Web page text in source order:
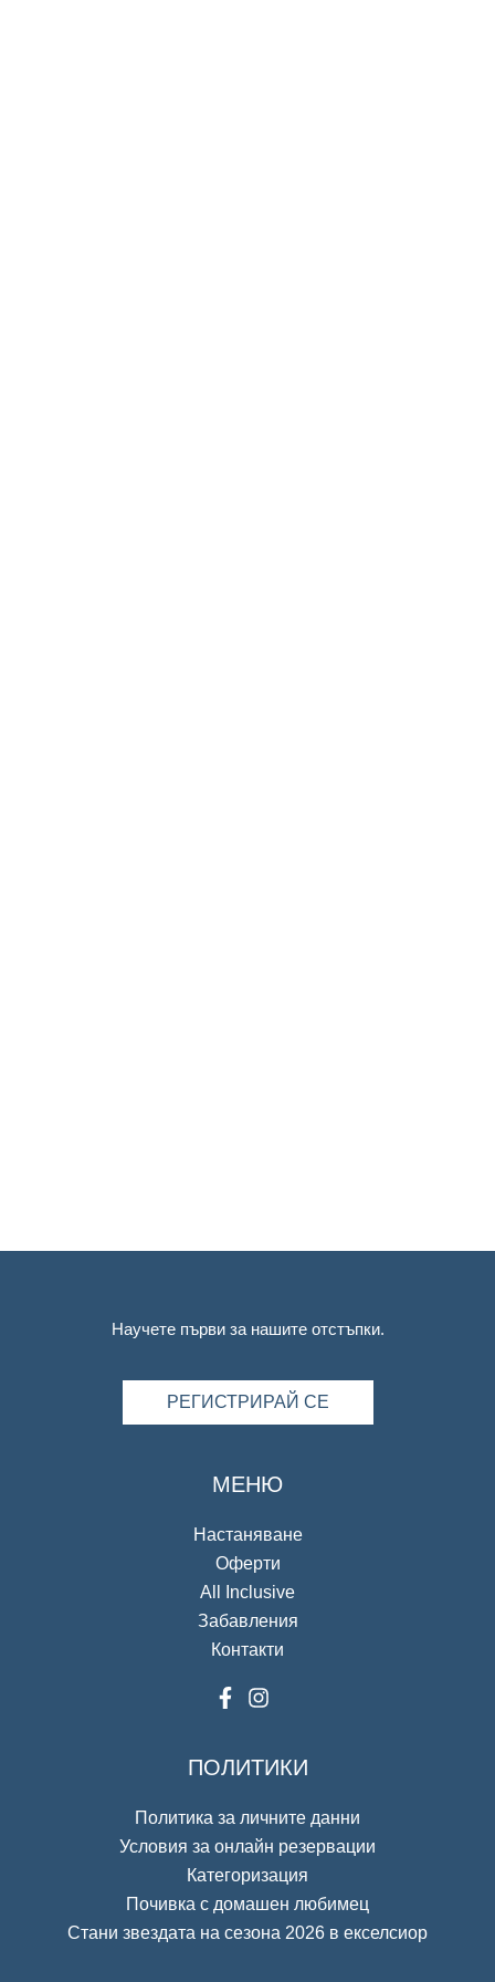
Научете първи за нашите отстъпки.
РЕГИСТРИРАЙ СЕ
МЕНЮ
Настаняване
Оферти
All Inclusive
Забавления
Контакти
ПОЛИТИКИ
Политика за личните данни
Условия за онлайн резервации
Категоризация
Почивка с домашен любимец
Стани звездата на сезона 2026 в екселсиор